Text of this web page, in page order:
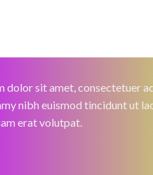
dolor sit amet, consectetuer
nibh euismod tincidunt ut
erat volutpat.